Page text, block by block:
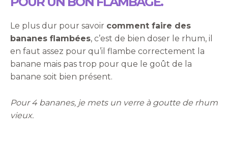
Le plus dur pour savoir comment faire des
bananes flambées, c’est de bien doser le rhum, il
en faut assez pour qu’il flambe correctement la
banane mais pas trop pour que le goût de la
banane soit bien présent.
Pour 4 bananes, je mets un verre à goutte de rhum
vieux.